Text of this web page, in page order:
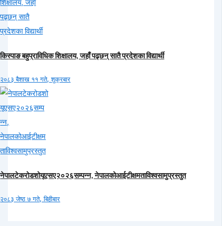
किस्पाङ बहुप्राविधिक शिक्षालय, जहाँ पढ्छन् सातै प्रदेशका विद्यार्थी
२०८३ बैशाख ११ गते, शुक्रबार
नेपालटेकरोडशोयूएसए२०२६सम्पन्न, नेपालकोआईटीक्षमताविश्वसामुप्रस्तुत
२०८३ जेष्ठ ७ गते, बिहीबार